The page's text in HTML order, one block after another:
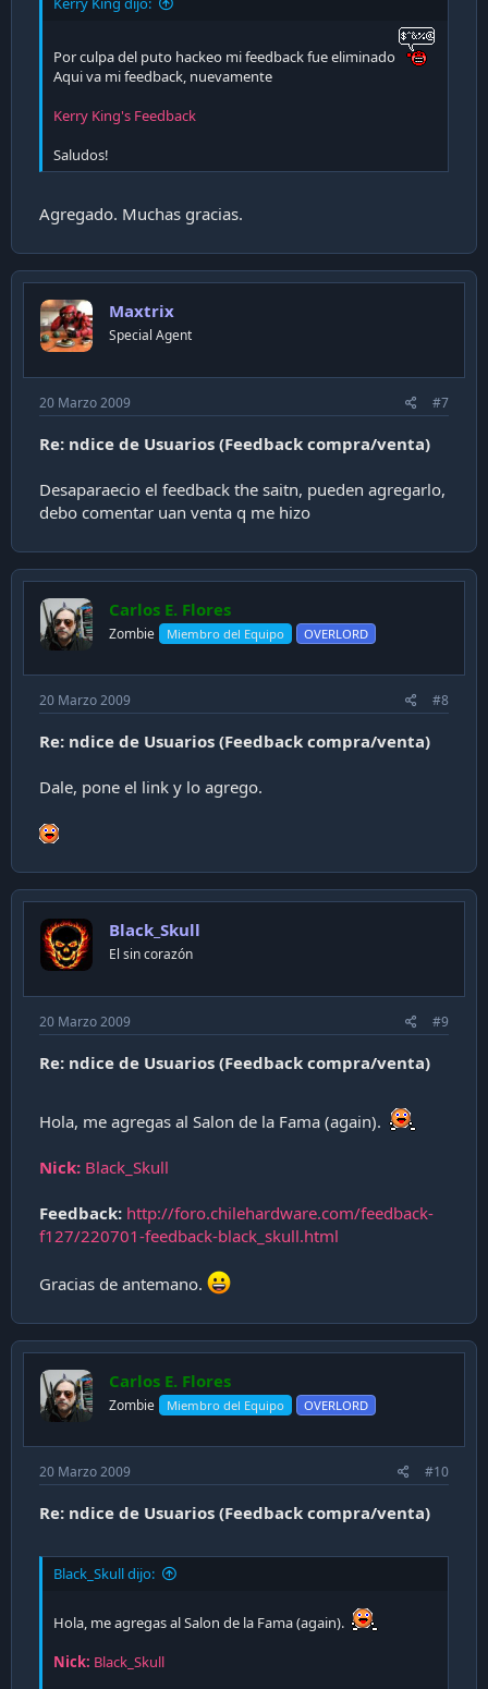
Por culpa del puto hackeo mi feedback fue eliminado
Aqui va mi feedback, nuevamente
Kerry King's Feedback
Saludos!
Agregado. Muchas gracias.
Maxtrix
Special Agent
20 Marzo 2009 #7
Re: ndice de Usuarios (Feedback compra/venta)
Desaparaecio el feedback the saitn, pueden agregarlo,
debo comentar uan venta q me hizo
Carlos E. Flores
Zombie Miembro del Equipo OVERLORD
20 Marzo 2009 #8
Re: ndice de Usuarios (Feedback compra/venta)
Dale, pone el link y lo agrego.
Black_Skull
El sin corazón
20 Marzo 2009 #9
Re: ndice de Usuarios (Feedback compra/venta)
Hola, me agregas al Salon de la Fama (again).
Nick: Black_Skull
Feedback: http://foro.chilehardware.com/feedback-
f127/220701-feedback-black_skull.html
Gracias de antemano.
Carlos E. Flores
Zombie Miembro del Equipo OVERLORD
20 Marzo 2009 #10
Re: ndice de Usuarios (Feedback compra/venta)
Black_Skull dijo:
Hola, me agregas al Salon de la Fama (again).
Nick: Black_Skull